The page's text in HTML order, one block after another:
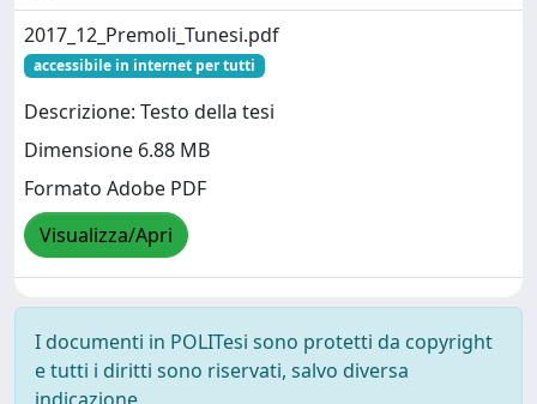
2017_12_Premoli_Tunesi.pdf
accessibile in internet per tutti
Descrizione: Testo della tesi
Dimensione 6.88 MB
Formato Adobe PDF
Visualizza/Apri
I documenti in POLITesi sono protetti da copyright
e tutti i diritti sono riservati, salvo diversa